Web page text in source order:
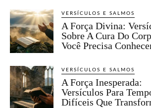
VERSÍCULOS E SALMOS
A Força Divina:
Sobre A Cura Do
Você Precisa
VERSÍCULOS E SALMOS
A Força Inesperada:
Versículos Para
Difíceis Que